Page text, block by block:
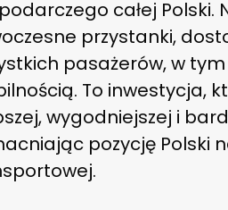
całej Polski.
przystanki,
pasażerów, w
To inwestycja,
wygodniejszej i
pozycję Polski